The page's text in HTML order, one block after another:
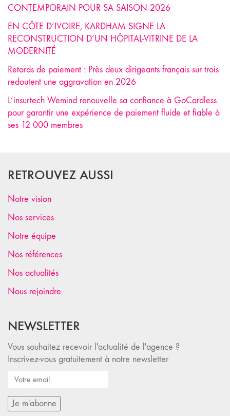
CONTEMPORAIN POUR SA SAISON 2026
EN CÔTE D’IVOIRE, KARDHAM SIGNE LA
RECONSTRUCTION D’UN HÔPITAL-VITRINE DE LA
MODERNITÉ
Retards de paiement : Près deux dirigeants français sur trois
redoutent une aggravation en 2026
L’insurtech Wemind renouvelle sa confiance à GoCardless
pour garantir une expérience de paiement fluide et fiable à
ses 12 000 membres
RETROUVEZ AUSSI
Notre vision
Nos services
Notre équipe
Nos références
Nos actualités
Nous rejoindre
NEWSLETTER
Vous souhaitez recevoir l'actualité de l'agence ?
Inscrivez-vous gratuitement à notre newsletter